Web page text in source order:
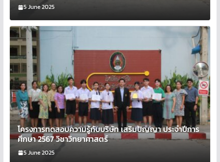
5 June 2025
โครงการทดสอบความรู้กับบริษัท เสริมปัญญา ประจำปีการ
ศึกษา 2567 วิชาวิทยาศาสตร์
5 June 2025